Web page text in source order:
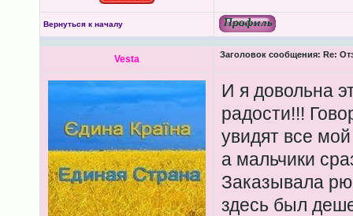
Вернуться к началу
Vesta Заголовок сообщения: Re:
И я довольна
радости!!!
увидят все
а мальчики
Заказывала
здесь был